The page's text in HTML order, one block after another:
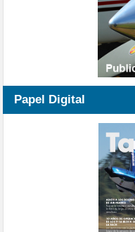
Papel Digital